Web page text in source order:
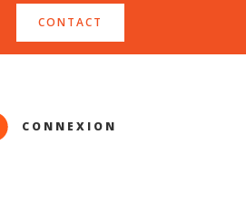
CONTACT
CONNEXION